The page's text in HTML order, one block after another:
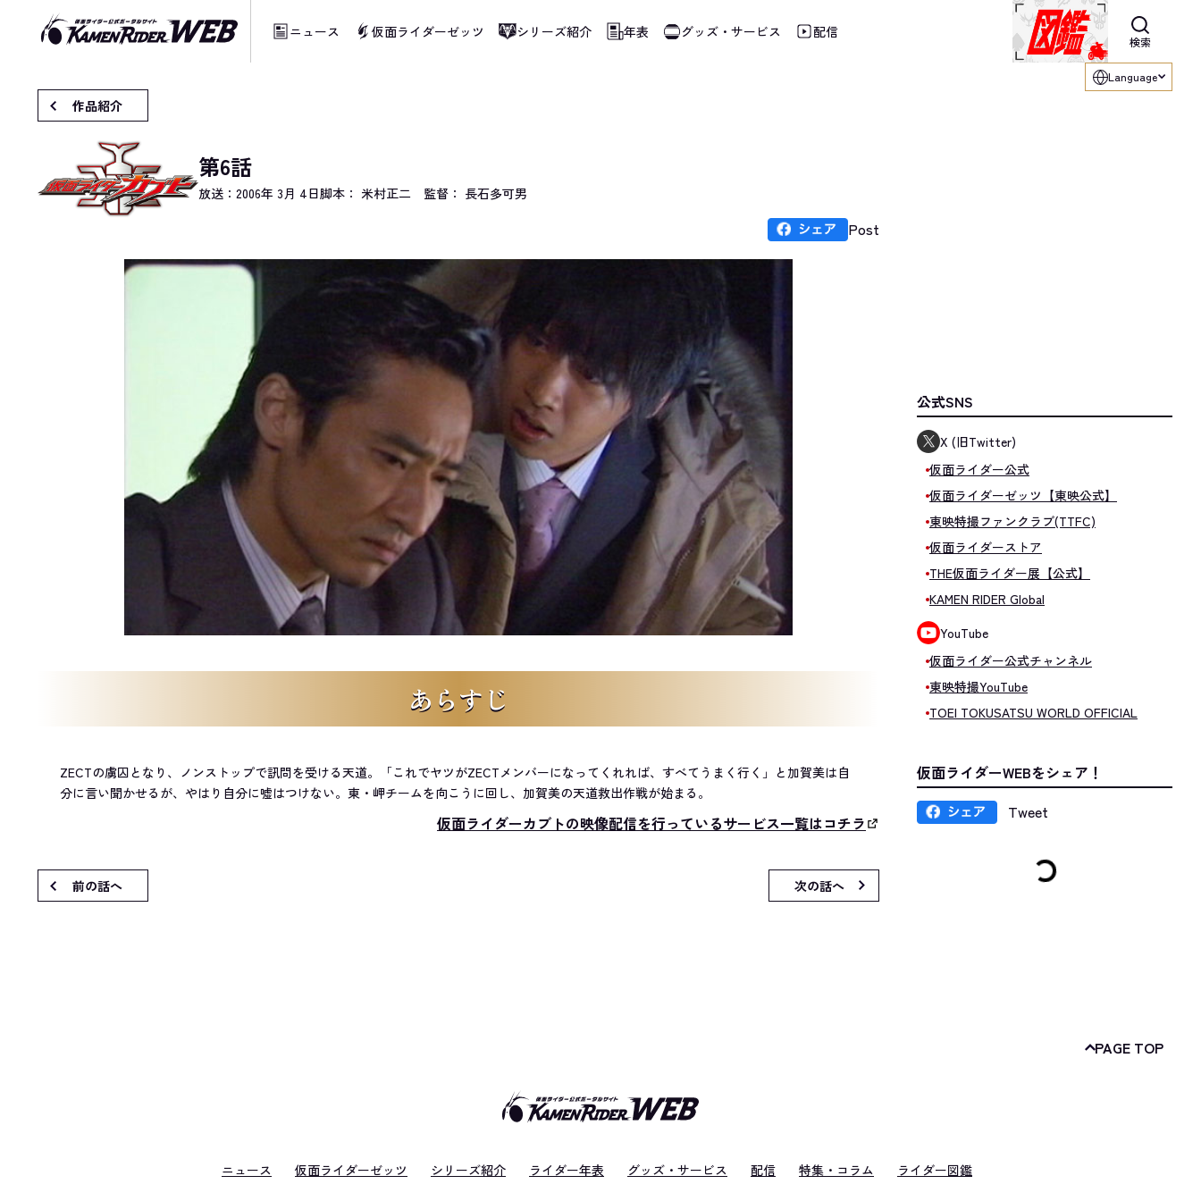
ニュース 仮面ライダーゼッツ シリーズ紹介 年表 グッズ・サービス 配信
検索
当サイトでは、機械的な自動翻訳サービスを使用しています。指定した言語に切り替わらないページは、ブラウザの翻訳機能をご利用ください。
Language
作品紹介
第6話
放送： 2006年 3月 4日脚本： 米村正二 監督： 長石多可男
Post
あらすじ
ZECTの虜囚となり、ノンストップで訊問を受ける天道。「これでヤツがZECTメンバーになってくれれば、すべてうまく行く」と加賀美は自
分に言い聞かせるが、やはり自分に嘘はつけない。東・岬チームを向こうに回し、加賀美の天道救出作戦が始まる。
仮面ライダーカブトの映像配信を行っているサービス一覧はコチラ
前の話へ 次の話へ
公式SNS
X (旧Twitter)
仮面ライダー公式
仮面ライダーゼッツ【東映公式】
東映特撮ファンクラブ(TTFC)
仮面ライダーストア
THE仮面ライダー展【公式】
KAMEN RIDER Global
YouTube
仮面ライダー公式チャンネル
東映特撮YouTube
TOEI TOKUSATSU WORLD OFFICIAL
仮面ライダーWEBをシェア！
Tweet
PAGE TOP
ニュース 仮面ライダーゼッツ シリーズ紹介 ライダー年表 グッズ・サービス 配信 特集・コラム ライダー図鑑